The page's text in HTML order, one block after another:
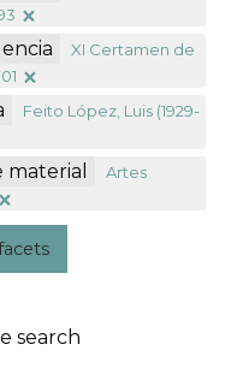
XI Certamen de
Feito López, Luis (1929-
material
Artes
search